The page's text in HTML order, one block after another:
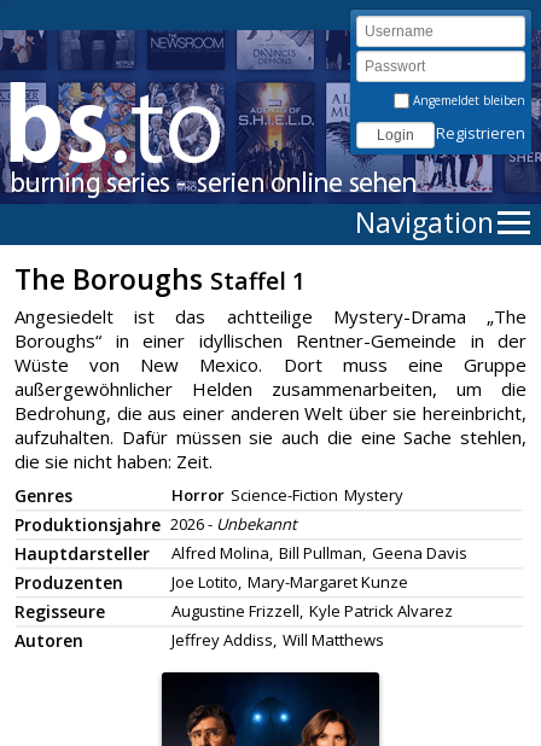
Angemeldet bleiben
Registrieren
Navigation
The Boroughs Staffel 1
Angesiedelt ist das achtteilige Mystery-Drama „The
Boroughs“ in einer idyllischen Rentner-Gemeinde in der
Wüste von New Mexico. Dort muss eine Gruppe
außergewöhnlicher Helden zusammenarbeiten, um die
Bedrohung, die aus einer anderen Welt über sie hereinbricht,
aufzuhalten. Dafür müssen sie auch die eine Sache stehlen,
die sie nicht haben: Zeit.
Genres Horror Science-Fiction Mystery
Produktionsjahre 2026 - Unbekannt
Hauptdarsteller Alfred Molina, Bill Pullman, Geena Davis
Produzenten Joe Lotito, Mary-Margaret Kunze
Regisseure Augustine Frizzell, Kyle Patrick Alvarez
Autoren Jeffrey Addiss, Will Matthews